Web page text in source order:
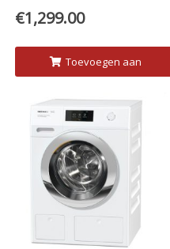
€1,299.00
Toevoegen aan